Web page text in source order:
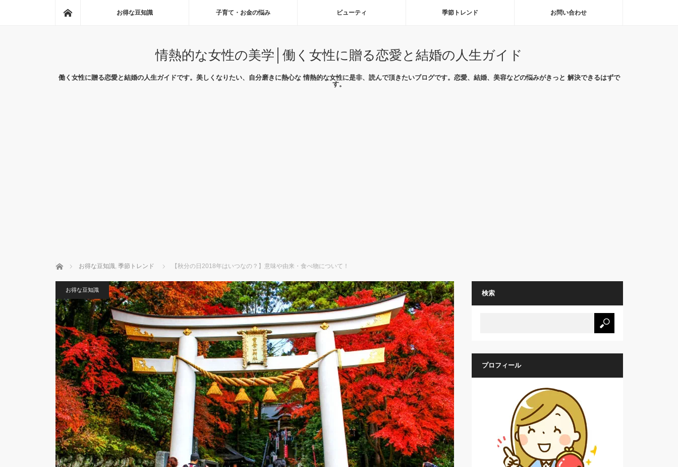
お得な豆知識 子育て・お金の悩み ビューティ 季節トレンド お問い合わせ
情熱的な女性の美学│働く女性に贈る恋愛と結婚の人生ガイド
働く女性に贈る恋愛と結婚の人生ガイドです。美しくなりたい、自分磨きに熱心な 情熱的な女性に是非、読んで頂きたいブログです。恋愛、結婚、美容などの悩みがきっと 解決できるはずで
す。
ホーム お得な豆知識, 季節トレンド 【秋分の日2018年はいつなの？】意味や由来・食べ物について！
お得な豆知識 検索
プロフィール